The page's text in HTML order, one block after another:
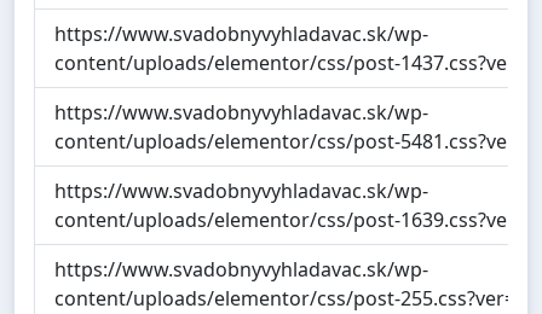
https://www.svadobnyvyhladavac.sk/wp-
content/uploads/elementor/css/post-
https://www.svadobnyvyhladavac.sk/wp-
content/uploads/elementor/css/post-
https://www.svadobnyvyhladavac.sk/wp-
content/uploads/elementor/css/post-
https://www.svadobnyvyhladavac.sk/wp-
content/uploads/elementor/css/post-